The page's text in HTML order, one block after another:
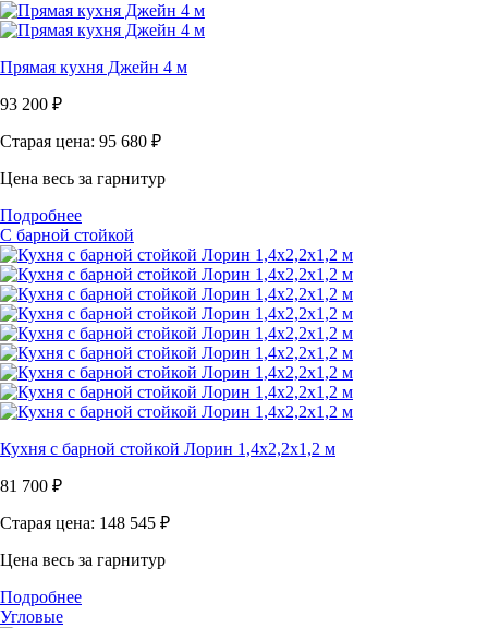
Прямая кухня Джейн 4 м
93 200 ₽
Старая цена: 95 680 ₽
Цена весь за гарнитур
Подробнее
С барной стойкой
Кухня с барной стойкой Лорин 1,4х2,2х1,2 м
81 700 ₽
Старая цена: 148 545 ₽
Цена весь за гарнитур
Подробнее
Угловые